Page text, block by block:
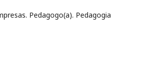
Pedagogo(a). Pedagogia